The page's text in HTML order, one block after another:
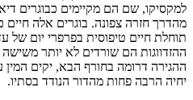
למקסיקו, שם הם מקיימים כבוגרים
מהדרך חזרה צפונה. בוגרים אלה
תוחלת חיים טיפוסית בפרפרי יום
ההזדווגות הם שורדים לא יותר
ההגירה דרומה בחורף הבא, יקים
יחיה הרבה פחות מהדור הנודד בסתיו.